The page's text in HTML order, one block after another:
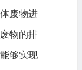
废物进
物的排
够实现